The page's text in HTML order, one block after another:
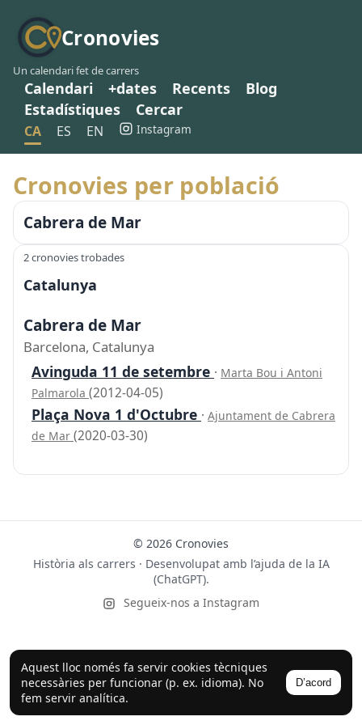
Cronovies
Un calendari fet de carrers
Calendari +dates Recents
Blog
Estadístiques
Cercar
CA ES EN Instagram
Aquest lloc només fa servir cookies tècniques
necessàries per funcionar (p. ex. idioma). No
fem servir analítica.
D’acord
Cronovies per població
Cabrera de Mar
2 cronovies trobades
Catalunya
Cabrera de Mar
Barcelona, Catalunya
Avinguda 11 de setembre · Marta Bou i Antoni
Palmarola (2012-04-05)
Plaça Nova 1 d'Octubre · Ajuntament de Cabrera
de Mar (2020-03-30)
© 2026 Cronovies
Història als carrers · Desenvolupat amb l’ajuda de la IA
(ChatGPT).
Segueix-nos a Instagram